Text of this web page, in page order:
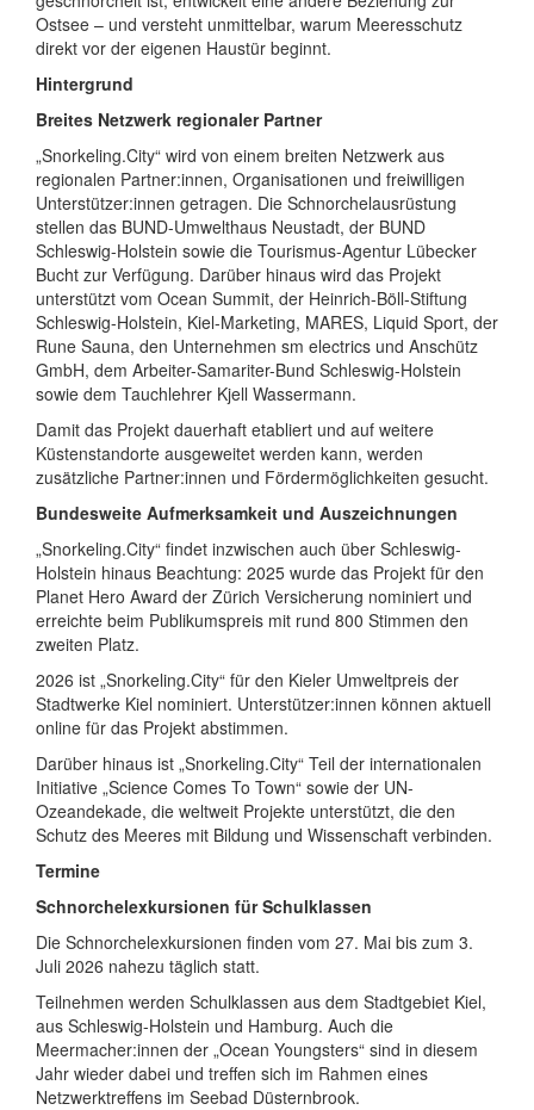
Ostsee – und versteht unmittelbar, warum Meeresschutz
direkt vor der eigenen Haustür beginnt.
Hintergrund
Breites Netzwerk regionaler Partner
„Snorkeling.City“ wird von einem breiten Netzwerk aus
regionalen Partner:innen, Organisationen und freiwilligen
Unterstützer:innen getragen. Die Schnorchelausrüstung
stellen das BUND-Umwelthaus Neustadt, der BUND
Schleswig-Holstein sowie die Tourismus-Agentur Lübecker
Bucht zur Verfügung. Darüber hinaus wird das Projekt
unterstützt vom Ocean Summit, der Heinrich-Böll-Stiftung
Schleswig-Holstein, Kiel-Marketing, MARES, Liquid Sport, der
Rune Sauna, den Unternehmen sm electrics und Anschütz
GmbH, dem Arbeiter-Samariter-Bund Schleswig-Holstein
sowie dem Tauchlehrer Kjell Wassermann.
Damit das Projekt dauerhaft etabliert und auf weitere
Küstenstandorte ausgeweitet werden kann, werden
zusätzliche Partner:innen und Fördermöglichkeiten gesucht.
Bundesweite Aufmerksamkeit und Auszeichnungen
„Snorkeling.City“ findet inzwischen auch über Schleswig-
Holstein hinaus Beachtung: 2025 wurde das Projekt für den
Planet Hero Award der Zürich Versicherung nominiert und
erreichte beim Publikumspreis mit rund 800 Stimmen den
zweiten Platz.
2026 ist „Snorkeling.City“ für den Kieler Umweltpreis der
Stadtwerke Kiel nominiert. Unterstützer:innen können aktuell
online für das Projekt abstimmen.
Darüber hinaus ist „Snorkeling.City“ Teil der internationalen
Initiative „Science Comes To Town“ sowie der UN-
Ozeandekade, die weltweit Projekte unterstützt, die den
Schutz des Meeres mit Bildung und Wissenschaft verbinden.
Termine
Schnorchelexkursionen für Schulklassen
Die Schnorchelexkursionen finden vom 27. Mai bis zum 3.
Juli 2026 nahezu täglich statt.
Teilnehmen werden Schulklassen aus dem Stadtgebiet Kiel,
aus Schleswig-Holstein und Hamburg. Auch die
Meermacher:innen der „Ocean Youngsters“ sind in diesem
Jahr wieder dabei und treffen sich im Rahmen eines
Netzwerktreffens im Seebad Düsternbrook.